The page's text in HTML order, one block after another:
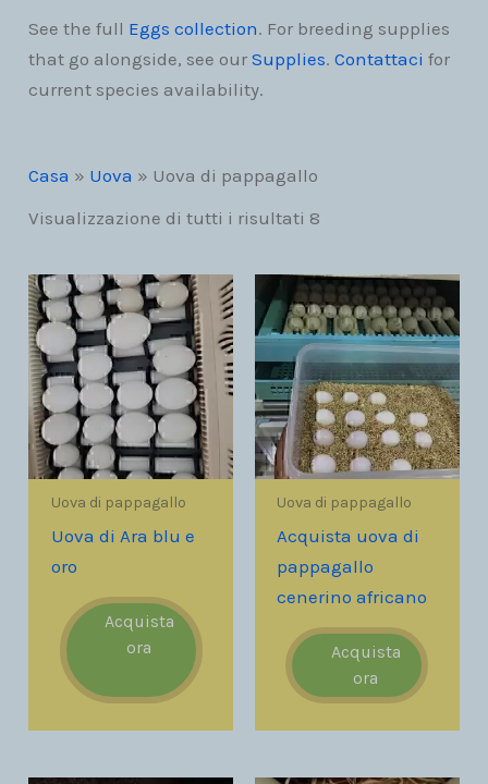
See the full Eggs collection. For breeding supplies
that go alongside, see ourSupplies.Contattaci for
current species availability.
Casa » Uova » Uova di pappagallo
Visualizzazione di tutti i risultati 8
Uova di pappagallo
Uova di Ara blu e
oro
Acquista
ora
Uova di pappagallo
Acquista uova di
pappagallo
cenerino africano
Acquista
ora